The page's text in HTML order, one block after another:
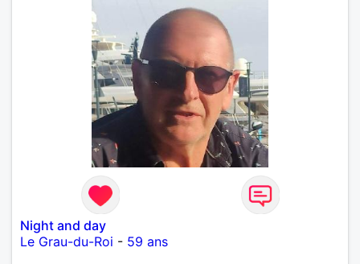
Night and day
Le Grau-du-Roi - 59 ans